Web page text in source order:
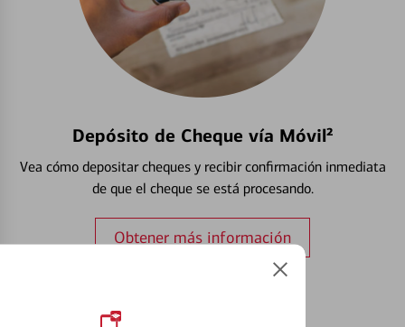
Depósito de Cheque vía Móvil²
Vea cómo depositar cheques y recibir confirmación inmediata
de que el cheque se está procesando.
Obtener más información